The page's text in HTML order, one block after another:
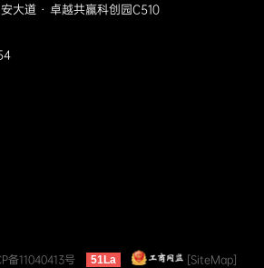
大道 · 卓越共赢科创园C510
备11040413号 51La [SiteMap]